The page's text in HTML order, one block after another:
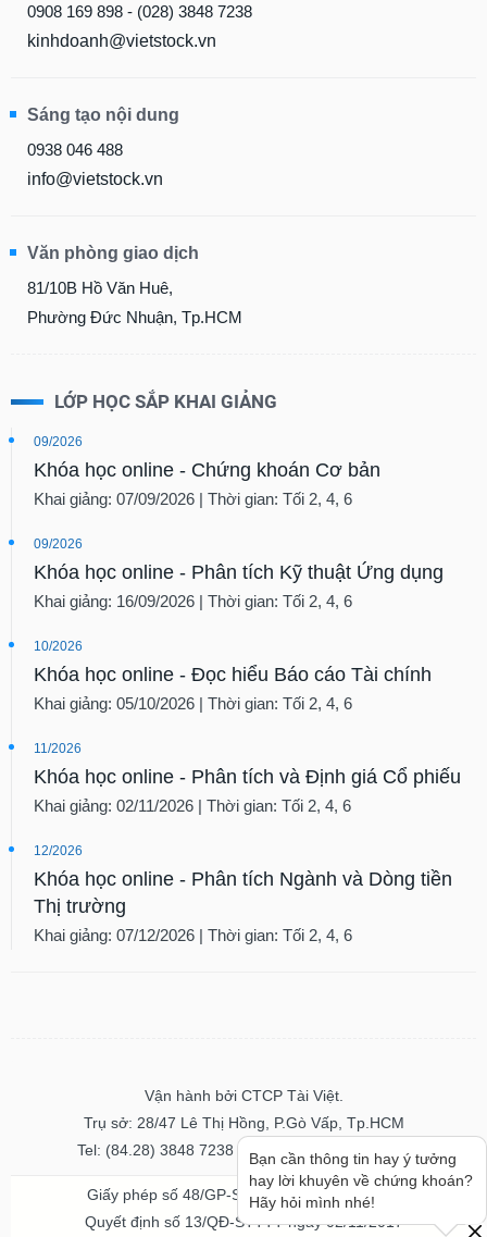
0908 169 898 - (028) 3848 7238
kinhdoanh@vietstock.vn
Sáng tạo nội dung
0938 046 488
info@vietstock.vn
Văn phòng giao dịch
81/10B Hồ Văn Huê,
Phường Đức Nhuận, Tp.HCM
LỚP HỌC SẮP KHAI GIẢNG
09/2026
Khóa học online - Chứng khoán Cơ bản
Khai giảng: 07/09/2026 | Thời gian: Tối 2, 4, 6
09/2026
Khóa học online - Phân tích Kỹ thuật Ứng dụng
Khai giảng: 16/09/2026 | Thời gian: Tối 2, 4, 6
10/2026
Khóa học online - Đọc hiểu Báo cáo Tài chính
Khai giảng: 05/10/2026 | Thời gian: Tối 2, 4, 6
11/2026
Khóa học online - Phân tích và Định giá Cổ phiếu
Khai giảng: 02/11/2026 | Thời gian: Tối 2, 4, 6
12/2026
Khóa học online - Phân tích Ngành và Dòng tiền
Thị trường
Khai giảng: 07/12/2026 | Thời gian: Tối 2, 4, 6
Vận hành bởi CTCP Tài Việt.
Trụ sở: 28/47 Lê Thị Hồng, P.Gò Vấp, Tp.HCM
Tel: (84.28) 3848 7238 - Fax: (84.28) 3848 7237
Giấy phép số 48/GP-STTTT ngày 04/11/2016
Quyết định số 13/QĐ-STTTT ngày 02/11/2017
Bạn cần thông tin hay ý tưởng
hay lời khuyên về chứng khoán?
Hãy hỏi mình nhé!